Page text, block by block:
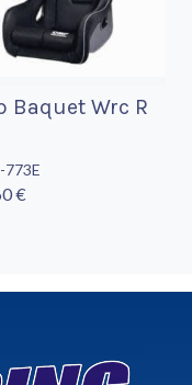
Baquet Wrc R
€